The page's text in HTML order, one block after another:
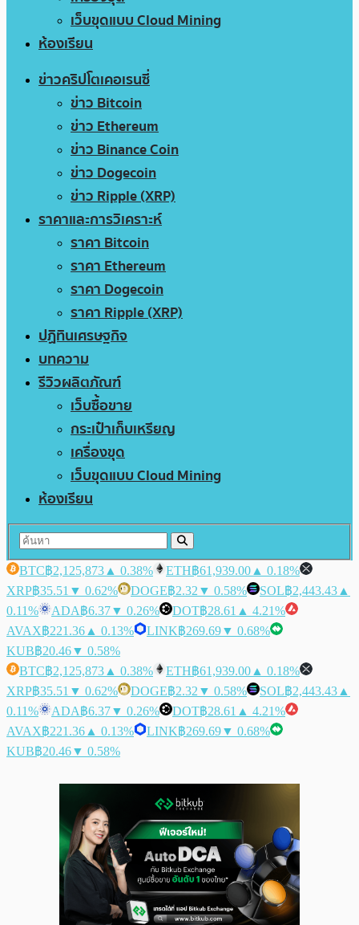
เว็บขุดแบบ Cloud Mining
ห้องเรียน
ข่าวคริปโตเคอเรนซี่
ข่าว Bitcoin
ข่าว Ethereum
ข่าว Binance Coin
ข่าว Dogecoin
ข่าว Ripple (XRP)
ราคาและการวิเคราะห์
ราคา Bitcoin
ราคา Ethereum
ราคา Dogecoin
ราคา Ripple (XRP)
ปฏิทินเศรษฐกิจ
บทความ
รีวิวผลิตภัณฑ์
เว็บซื้อขาย
กระเป๋าเก็บเหรียญ
เครื่องขุด
เว็บขุดแบบ Cloud Mining
ห้องเรียน
BTC฿2,125,873 ▲ 0.38% ETH฿61,939.00 ▲ 0.18%
XRP฿35.51 ▼ 0.62% DOGE฿2.32 ▼ 0.58% SOL฿2,443.43 ▲
0.11%
ADA฿6.37▼ 0.26% DOT฿28.61 ▲ 4.21%
AVAX฿221.36 ▲ 0.13% LINK฿269.69▼ 0.68%
KUB฿20.46▼ 0.58%
BTC฿2,125,873 ▲ 0.38% ETH฿61,939.00 ▲ 0.18%
XRP฿35.51 ▼ 0.62% DOGE฿2.32 ▼ 0.58% SOL฿2,443.43 ▲
0.11%
ADA฿6.37▼ 0.26% DOT฿28.61 ▲ 4.21%
AVAX฿221.36 ▲ 0.13% LINK฿269.69▼ 0.68%
KUB฿20.46▼ 0.58%